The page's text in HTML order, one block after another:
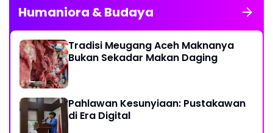
Humaniora & Budaya
Tradisi Meugang Aceh Maknanya
Bukan Sekadar Makan Daging
Pahlawan Kesunyiaan: Pustakawan
di Era Digital